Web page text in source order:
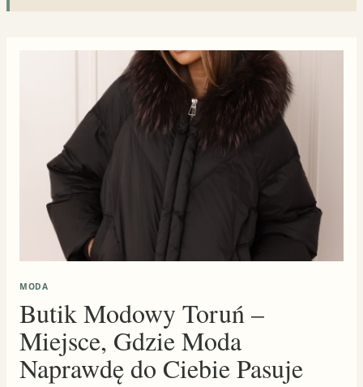
MODA
Butik Modowy Toruń –
Miejsce, Gdzie Moda
Naprawdę do Ciebie Pasuje